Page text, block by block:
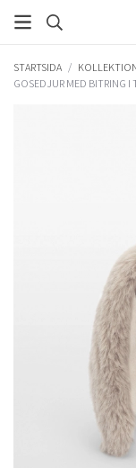
STARTSIDA /
GOSEDJUR MED BITRING I